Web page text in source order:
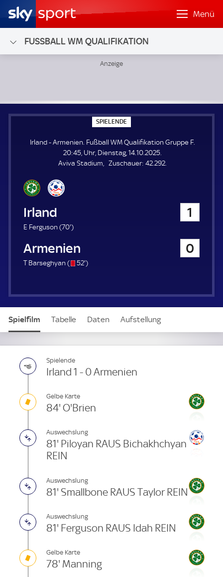
Menü
FUSSBALL WM QUALIFIKATION
SPIELENDE
P
E
L
E
N
Irland - Armenien. Fußball WM Qualifikation Gruppe F.
20:45, Uhr, Dienstag, 14.10.2025.
Aviva Stadium
Zuschauer: Z
42.292.
Irland 1
E Ferguson (70'7
.
i
t
e
)
Armenien 0
T Barseghyan (
s52'5
u
t
)
Spielfilm Tabelle Daten Aufstellung
Live
Spielende
Irland 1 - 0 Armenien
Gelbe Karte
84' O'Brien
Auswechslung
81' Piloyan RAUS Bichakhchyan
REIN
Auswechslung
81' Smallbone RAUS Taylor REIN
Auswechslung
81' Ferguson RAUS Idah REIN
Gelbe Karte
78' Manning